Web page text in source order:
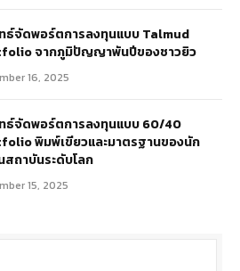
ธ์จัดพอร์ตการลงทุนแบบ Talmud
จากภูมิปัญญาพันปีของชาวยิว
16, 2025
ธ์จัดพอร์ตการลงทุนแบบ 60/40
พิมพ์เขียวและมาตรฐานของนัก
สถาบันระดับโลก
15, 2025